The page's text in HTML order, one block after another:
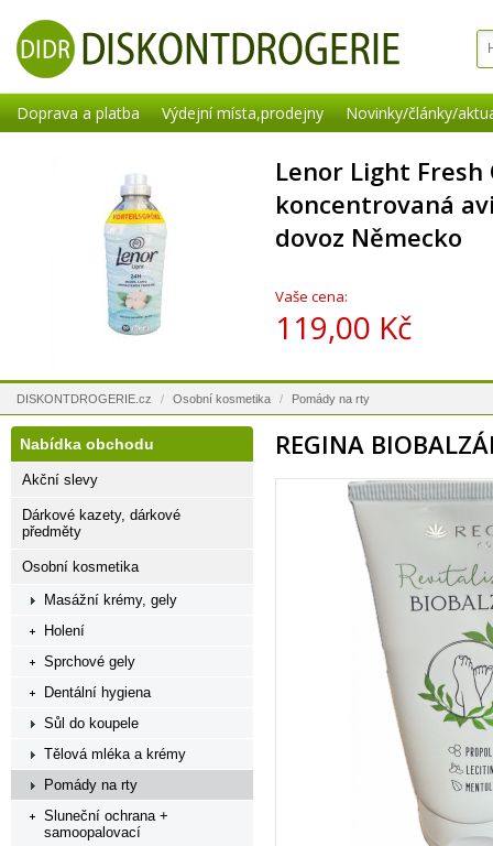
Doprava a platba Výdejní místa,prodejny Novinky/články/
Lenor Light
koncentrovaná
dovoz Německo
Vaše cena:
119,00 Kč
DISKONTDROGERIE.cz / Osobní kosmetika / Pomády na rty
REGINA
Nabídka obchodu
Akční slevy
Dárkové kazety, dárkové
předměty
Osobní kosmetika
Masážní krémy, gely
Holení
Sprchové gely
Dentální hygiena
Sůl do koupele
Tělová mléka a krémy
Pomády na rty
Sluneční ochrana +
samoopalovací